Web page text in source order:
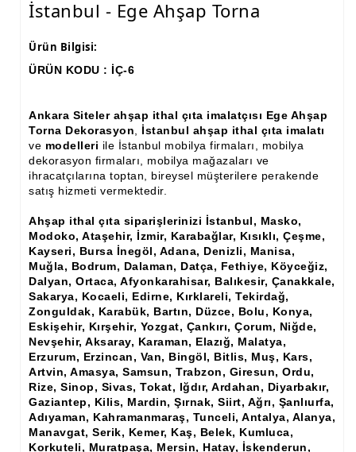
Ham Ahşap Fiskos Sehpa İmalatı, Modelleri
Ham Ahşap Orta ve Yan Sehpa İmalatı, Modelleri
Ham Ahşap Dresuar İmalatı, Modelleri
Ham Ahşap Konsol İmalatı, Modelleri
Ham Ahşap Saksılık Çiçeklik İmalatı, Modelleri
Ham Ahşap Makyaj Masası İmalatı Modelleri
Ham Ahşap Çalışma Masası İmalatı, Modelleri
Ham Ahşap Dilsiz Uşak İmalatı, Modelleri
Ham Ahşap Komodin İmalatı, Modelleri
Ham Ahşap Boy Aynası İmalatı, Modelleri
Ham Ahşap Şifonyer İmalatı Modelleri
Ham Ahşap Kitaplık İmalatı, Modelleri
Ham Ahşap Vitrin İmalatı, Modelleri
İstanbul - Ege Ahşap Torna
Ürün Bilgisi:
ÜRÜN KODU : İÇ-6
Ankara Siteler ahşap ithal çıta imalatçısı Ege Ahşap
Torna Dekorasyon, İstanbul ahşap ithal çıta imalatı
ve modelleri ile İstanbul mobilya firmaları, mobilya
dekorasyon firmaları, mobilya mağazaları ve
ihracatçılarına toptan, bireysel müşterilere perakende
satış hizmeti vermektedir.
Ahşap ithal çıta siparişlerinizi İstanbul, Masko,
Modoko, Ataşehir, İzmir, Karabağlar, Kısıklı, Çeşme,
Kayseri, Bursa İnegöl, Adana, Denizli, Manisa,
Muğla, Bodrum, Dalaman, Datça, Fethiye, Köyceğiz,
Dalyan, Ortaca, Afyonkarahisar, Balıkesir, Çanakkale,
Sakarya, Kocaeli, Edirne, Kırklareli, Tekirdağ,
Zonguldak, Karabük, Bartın, Düzce, Bolu, Konya,
Eskişehir, Kırşehir, Yozgat, Çankırı, Çorum, Niğde,
Nevşehir, Aksaray, Karaman, Elazığ, Malatya,
Erzurum, Erzincan, Van, Bingöl, Bitlis, Muş, Kars,
Artvin, Amasya, Samsun, Trabzon, Giresun, Ordu,
Rize, Sinop, Sivas, Tokat, Iğdır, Ardahan, Diyarbakır,
Gaziantep, Kilis, Mardin, Şırnak, Siirt, Ağrı, Şanlıurfa,
Adıyaman, Kahramanmaraş, Tunceli, Antalya, Alanya,
Manavgat, Serik, Kemer, Kaş, Belek, Kumluca,
Korkuteli, Muratpaşa, Mersin, Hatay, İskenderun,